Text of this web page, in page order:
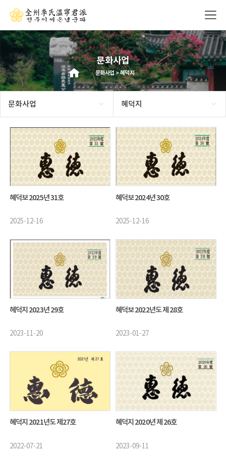
문화사업
문화사업 > 혜덕지
문화사업 혜덕지
혜덕보 2025년 31호
2025-12-16
혜덕보 2024년 30호
2025-12-16
헤덕지 2023년 29호
2023-11-20
혜덕보 2022년도 제 28호
2023-01-27
혜덕지 2021년도 제27호
2022-07-21
혜덕지 2020년 제 26호
2023-09-11